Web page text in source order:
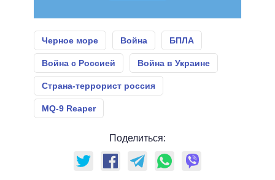
Черное море Война БПЛА
Война с Россией Война в Украине
Страна-террорист россия
MQ-9 Reaper
Поделиться: